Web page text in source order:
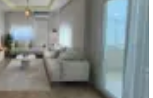
Yeşilyurt Mahallesi
120 m² 11. Kat ·
₺
Saruhan Demir